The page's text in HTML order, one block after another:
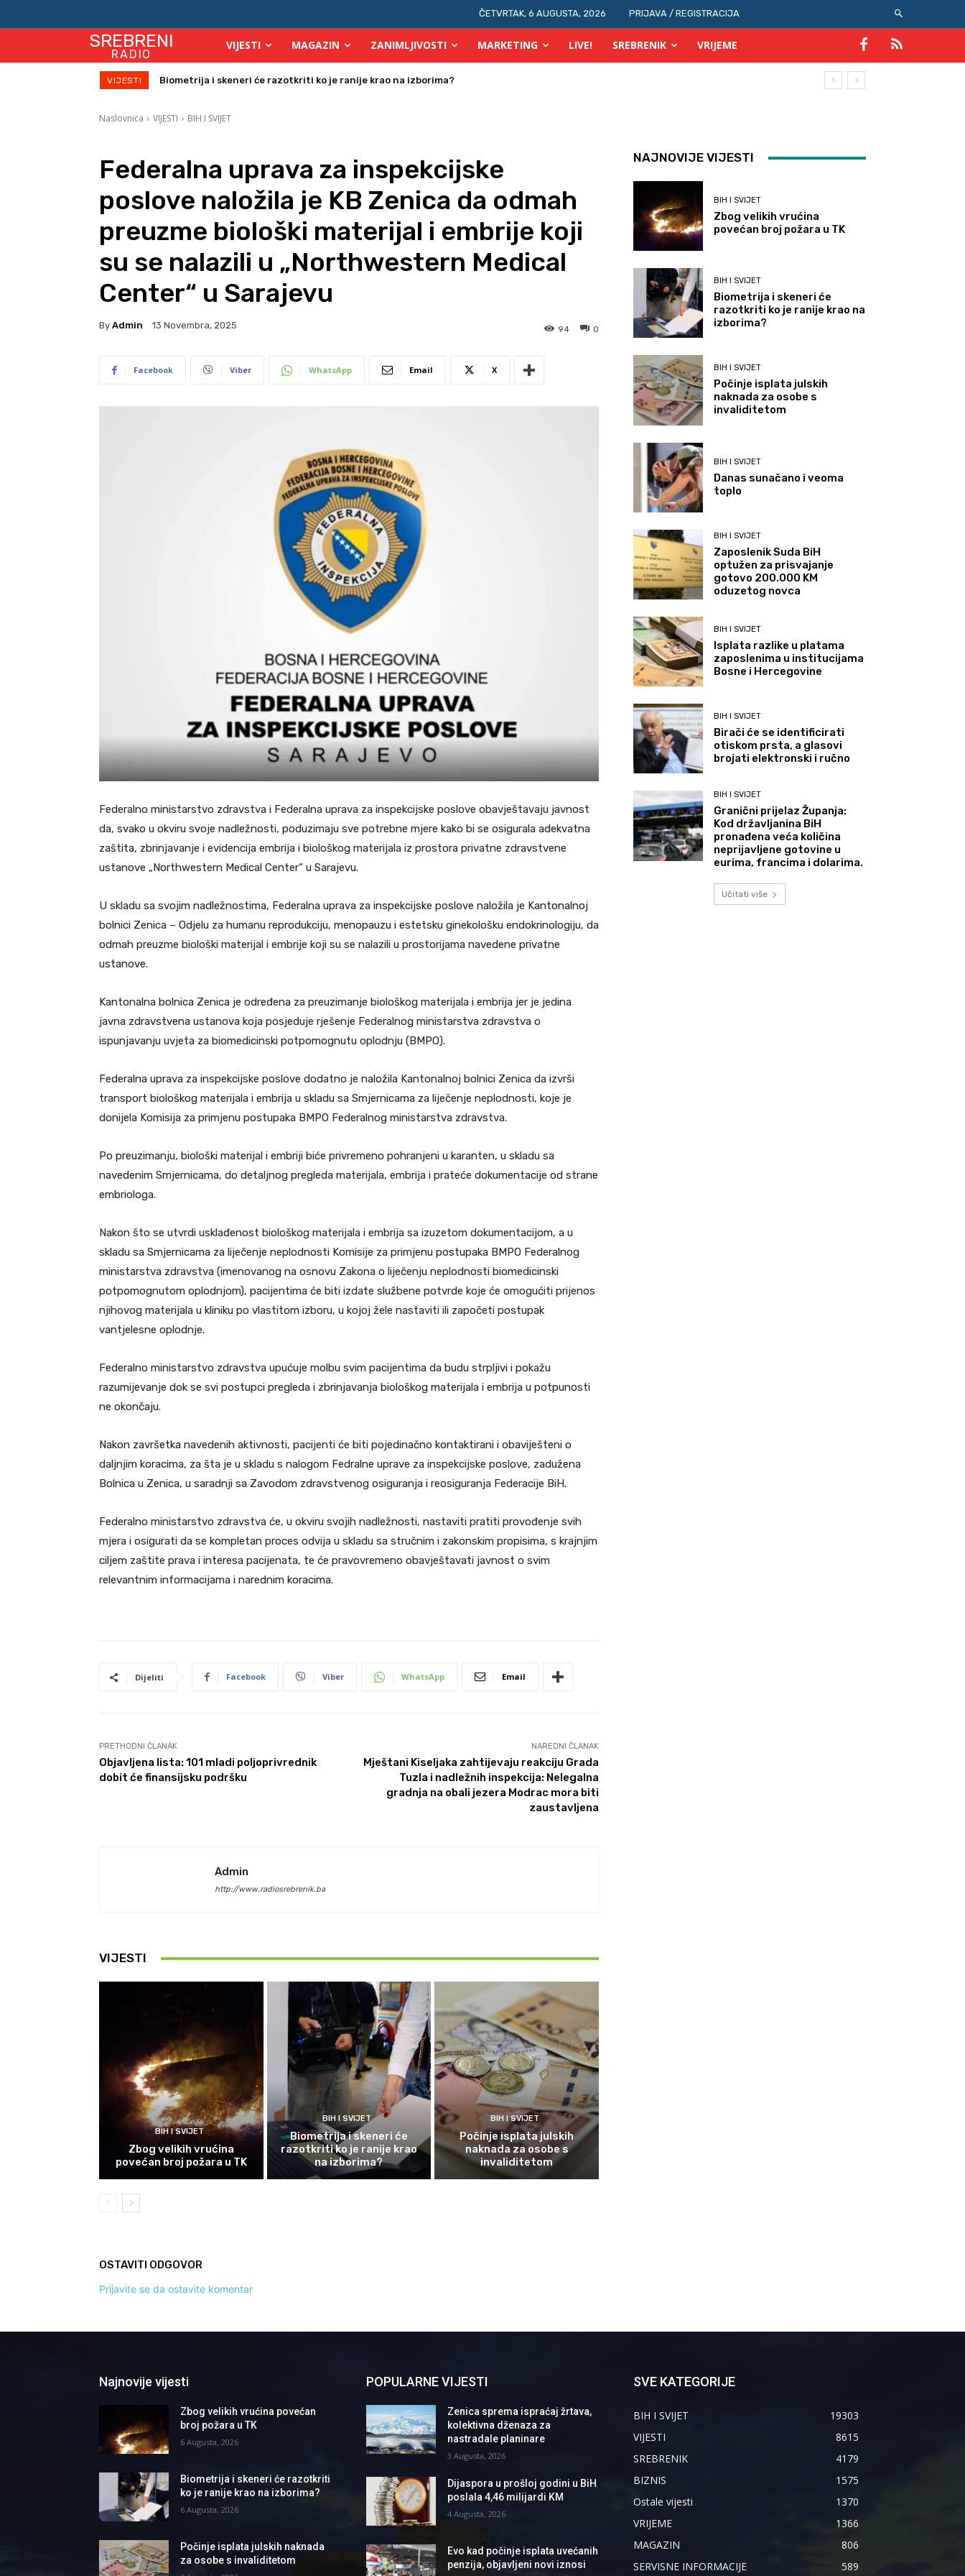
ČETVRTAK, 6 AUGUSTA, 2026 PRIJAVA / REGISTRACIJA
SREBRENI
RADIO
VIJESTI MAGAZIN ZANIMLJIVOSTI MARKETING LIVE! SREBRENIK VRIJEME
VIJESTI Počinje isplata julskih naknada za osobe s invaliditetom
Naslovnica VIJESTI BIH I SVIJET
Federalna uprava za inspekcijske
poslove naložila je KB Zenica da odmah
preuzme biološki materijal i embrije koji
su se nalazili u „Northwestern Medical
Center“ u Sarajevu
By Admin 13 Novembra, 2025 0
94
Facebook Viber WhatsApp Email X
Federalno ministarstvo zdravstva i Federalna uprava za inspekcijske poslove obavještavaju javnost
da, svako u okviru svoje nadležnosti, poduzimaju sve potrebne mjere kako bi se osigurala adekvatna
zaštita, zbrinjavanje i evidencija embrija i biološkog materijala iz prostora privatne zdravstvene
ustanove „Northwestern Medical Center“ u Sarajevu.
U skladu sa svojim nadležnostima, Federalna uprava za inspekcijske poslove naložila je Kantonalnoj
bolnici Zenica – Odjelu za humanu reprodukciju, menopauzu i estetsku ginekološku endokrinologiju, da
odmah preuzme biološki materijal i embrije koji su se nalazili u prostorijama navedene privatne
ustanove.
Kantonalna bolnica Zenica je određena za preuzimanje biološkog materijala i embrija jer je jedina
javna zdravstvena ustanova koja posjeduje rješenje Federalnog ministarstva zdravstva o
ispunjavanju uvjeta za biomedicinski potpomognutu oplodnju (BMPO).
Federalna uprava za inspekcijske poslove dodatno je naložila Kantonalnoj bolnici Zenica da izvrši
transport biološkog materijala i embrija u skladu sa Smjernicama za liječenje neplodnosti, koje je
donijela Komisija za primjenu postupaka BMPO Federalnog ministarstva zdravstva.
Po preuzimanju, biološki materijal i embriji biće privremeno pohranjeni u karanten, u skladu sa
navedenim Smjernicama, do detaljnog pregleda materijala, embrija i prateće dokumentacije od strane
embriologa.
Nakon što se utvrdi usklađenost biološkog materijala i embrija sa izuzetom dokumentacijom, a u
skladu sa Smjernicama za liječenje neplodnosti Komisije za primjenu postupaka BMPO Federalnog
ministarstva zdravstva (imenovanog na osnovu Zakona o liječenju neplodnosti biomedicinski
potpomognutom oplodnjom), pacijentima će biti izdate službene potvrde koje će omogućiti prijenos
njihovog materijala u kliniku po vlastitom izboru, u kojoj žele nastaviti ili započeti postupak
vantjelesne oplodnje.
Federalno ministarstvo zdravstva upućuje molbu svim pacijentima da budu strpljivi i pokažu
razumijevanje dok se svi postupci pregleda i zbrinjavanja biološkog materijala i embrija u potpunosti
ne okončaju.
Nakon završetka navedenih aktivnosti, pacijenti će biti pojedinačno kontaktirani i obaviješteni o
daljnjim koracima, za šta je u skladu s nalogom Fedralne uprave za inspekcijske poslove, zadužena
Bolnica u Zenica, u saradnji sa Zavodom zdravstvenog osiguranja i reosiguranja Federacije BiH.
Federalno ministarstvo zdravstva će, u okviru svojih nadležnosti, nastaviti pratiti provođenje svih
mjera i osigurati da se kompletan proces odvija u skladu sa stručnim i zakonskim propisima, s krajnjim
ciljem zaštite prava i interesa pacijenata, te će pravovremeno obavještavati javnost o svim
relevantnim informacijama i narednim koracima.
Dijeliti Facebook Viber WhatsApp Email
PRETHODNI ČLANAK
Objavljena lista: 101 mladi poljoprivrednik
dobit će finansijsku podršku
NAREDNI ČLANAK
Mještani Kiseljaka zahtijevaju reakciju Grada
Tuzla i nadležnih inspekcija: Nelegalna
gradnja na obali jezera Modrac mora biti
zaustavljena
Admin
http://www.radiosrebrenik.ba
VIJESTI
BIH I SVIJET
Zbog velikih vrućina
povećan broj požara u TK
BIH I SVIJET
Biometrija i skeneri će
razotkriti ko je ranije krao
na izborima?
BIH I SVIJET
Počinje isplata julskih
naknada za osobe s
invaliditetom
OSTAVITI ODGOVOR
Prijavite se da ostavite komentar
NAJNOVIJE VIJESTI
BIH I SVIJET
Zbog velikih vrućina
povećan broj požara u TK
BIH I SVIJET
Biometrija i skeneri će
razotkriti ko je ranije krao na
izborima?
BIH I SVIJET
Počinje isplata julskih
naknada za osobe s
invaliditetom
BIH I SVIJET
Danas sunačano i veoma
toplo
BIH I SVIJET
Zaposlenik Suda BiH
optužen za prisvajanje
gotovo 200.000 KM
oduzetog novca
BIH I SVIJET
Isplata razlike u platama
zaposlenima u institucijama
Bosne i Hercegovine
BIH I SVIJET
Birači će se identificirati
otiskom prsta, a glasovi
brojati elektronski i ručno
BIH I SVIJET
Granični prijelaz Županja:
Kod državljanina BiH
pronađena veća količina
neprijavljene gotovine u
eurima, francima i dolarima.
Učitati više
Najnovije vijesti
Zbog velikih vrućina povećan
broj požara u TK
6 Augusta, 2026
Biometrija i skeneri će razotkriti
ko je ranije krao na izborima?
6 Augusta, 2026
Počinje isplata julskih naknada
za osobe s invaliditetom
POPULARNE VIJESTI
Zenica sprema ispraćaj žrtava,
kolektivna dženaza za
nastradale planinare
3 Augusta, 2026
Dijaspora u prošloj godini u BiH
poslala 4,46 milijardi KM
4 Augusta, 2026
Evo kad počinje isplata uvećanih
penzija, objavljeni novi iznosi
SVE KATEGORIJE
BIH I SVIJET
19303
VIJESTI
8615
SREBRENIK
4179
BIZNIS
1575
Ostale vijesti
1370
VRIJEME
1366
MAGAZIN
806
SERVISNE INFORMACIJE
589